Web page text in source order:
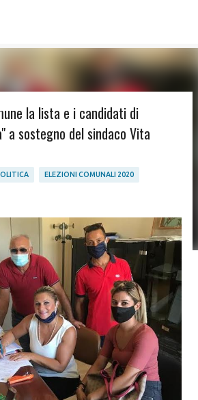
ai contenuti principali
la lista e i candidati di
a sostegno del sindaco Vita
ELEZIONI COMUNALI 2020